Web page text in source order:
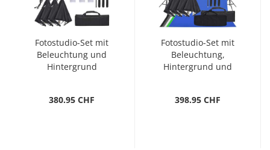
Fotostudio-Set mit
Beleuchtung und
Hintergrund
380.95 CHF
Fotostudio-Set mit
Beleuchtung,
Hintergrund und
398.95 CHF